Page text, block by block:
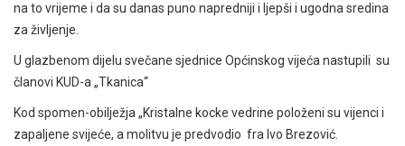
na to vrijeme i da su danas puno napredniji i ljepši i ugodna sredina
za življenje.
U glazbenom dijelu svečane sjednice Općinskog vijeća nastupili su
članovi KUD-a „Tkanica“
Kod spomen-obilježja „Kristalne kocke vedrine položeni su vijenci i
zapaljene svijeće, a molitvu je predvodio fra Ivo Brezović.